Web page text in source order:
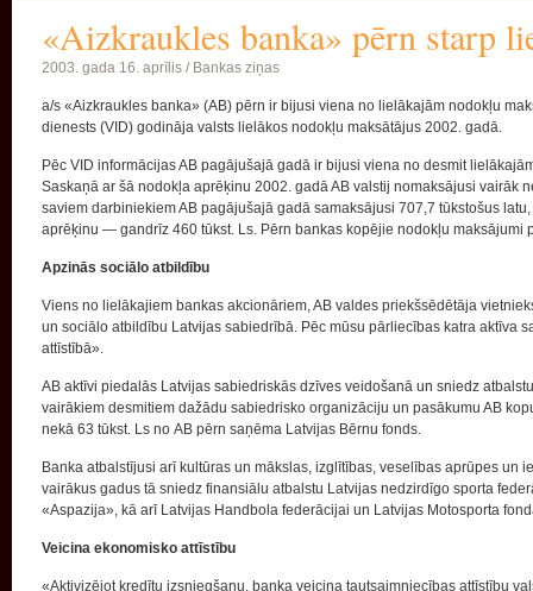
«Aizkraukles banka» pērn starp
2003. gada 16. aprīlis / Bankas ziņas
a/s «Aizkraukles banka» (AB) pērn ir bijusi viena no lielākajām nodokļu
dienests (VID) godināja valsts lielākos nodokļu maksātājus 2002. gadā.
Pēc VID informācijas AB pagājušajā gadā ir bijusi viena no desmit
Saskaņā ar šā nodokļa aprēķinu 2002. gadā AB valstij nomaksājusi vairāk
saviem darbiniekiem AB pagājušajā gadā samaksājusi 707,7 tūkstošus
aprēķinu — gandrīz 460 tūkst. Ls. Pērn bankas kopējie nodokļu maksājumi
Apzinās sociālo atbildību
Viens no lielākajiem bankas akcionāriem, AB valdes priekšsēdētāja
un sociālo atbildību Latvijas sabiedrībā. Pēc mūsu pārliecības katra aktīva
attīstībā».
AB aktīvi piedalās Latvijas sabiedriskās dzīves veidošanā un sniedz
vairākiem desmitiem dažādu sabiedrisko organizāciju un pasākumu AB
nekā 63 tūkst. Ls no AB pērn saņēma Latvijas Bērnu fonds.
Banka atbalstījusi arī kultūras un mākslas, izglītības, veselības aprūpes un
vairākus gadus tā sniedz finansiālu atbalstu Latvijas nedzirdīgo sporta
«Aspazija», kā arī Latvijas Handbola federācijai un Latvijas Motosporta
Veicina ekonomisko attīstību
«Aktivizējot kredītu izsniegšanu, banka veicina tautsaimniecības attīstību